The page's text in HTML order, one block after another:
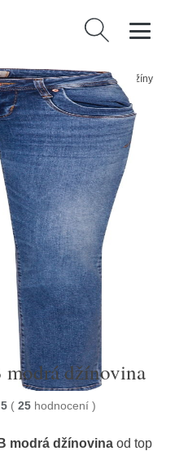
Vyhledávání
Móda pro plnoštíhlé/Džíny
Džíny
džínovina
5 ( 25 hodnocení )
modrá džínovina od top